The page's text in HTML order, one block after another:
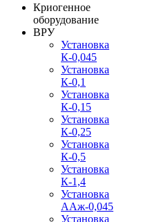
Криогенное
оборудование
ВРУ
Установка
К-0,045
Установка
К-0,1
Установка
К-0,15
Установка
К-0,25
Установка
К-0,5
Установка
К-1,4
Установка
ААж-0,045
Установка